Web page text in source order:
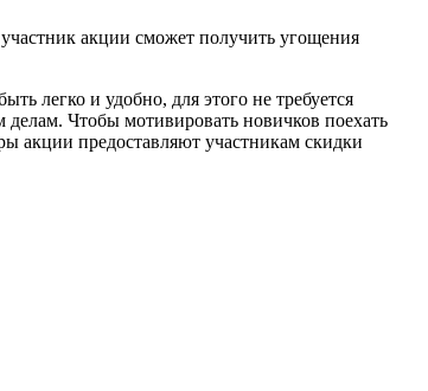
акции сможет получить угощения
легко и удобно, для этого не требуется
Чтобы мотивировать новичков поехать
акции предоставляют участникам скидки